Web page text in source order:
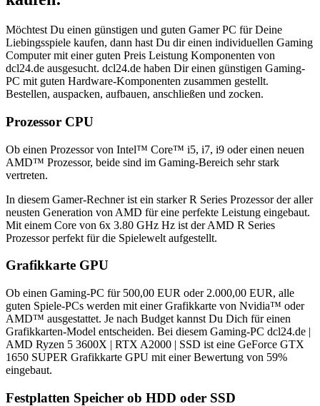
Möchtest Du einen günstigen und guten Gamer PC für Deine
Liebingsspiele kaufen, dann hast Du dir einen individuellen Gaming
Computer mit einer guten Preis Leistung Komponenten von
dcl24.de ausgesucht. dcl24.de haben Dir einen günstigen Gaming-
PC mit guten Hardware-Komponenten zusammen gestellt.
Bestellen, auspacken, aufbauen, anschließen und zocken.
Prozessor CPU
Ob einen Prozessor von Intel™ Core™ i5, i7, i9 oder einen neuen
AMD™ Prozessor, beide sind im Gaming-Bereich sehr stark
vertreten.
In diesem Gamer-Rechner ist ein starker R Series Prozessor der aller
neusten Generation von AMD für eine perfekte Leistung eingebaut.
Mit einem Core von 6x 3.80 GHz Hz ist der AMD R Series
Prozessor perfekt für die Spielewelt aufgestellt.
Grafikkarte GPU
Ob einen Gaming-PC für 500,00 EUR oder 2.000,00 EUR, alle
guten Spiele-PCs werden mit einer Grafikkarte von Nvidia™ oder
AMD™ ausgestattet. Je nach Budget kannst Du Dich für einen
Grafikkarten-Model entscheiden. Bei diesem Gaming-PC dcl24.de |
AMD Ryzen 5 3600X | RTX A2000 | SSD ist eine GeForce GTX
1650 SUPER Grafikkarte GPU mit einer Bewertung von 59%
eingebaut.
Festplatten Speicher ob HDD oder SSD